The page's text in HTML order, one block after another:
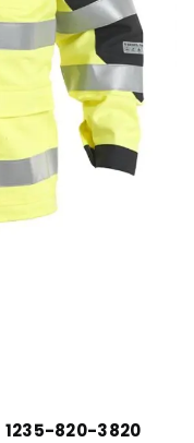
1235-820-3820